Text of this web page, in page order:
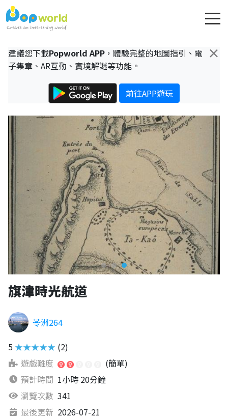
×
建議您下載Popworld APP ，體驗完整的地圖指引、電
子集章、AR互動、實境解謎等功能。
前往APP遊玩
旗津時光航道
苓洲264
5 ★★★★★ (2)
遊戲難度
(簡單)
預計時間 1小時 20分鐘
瀏覽次數 341
最後更新 2026-07-21